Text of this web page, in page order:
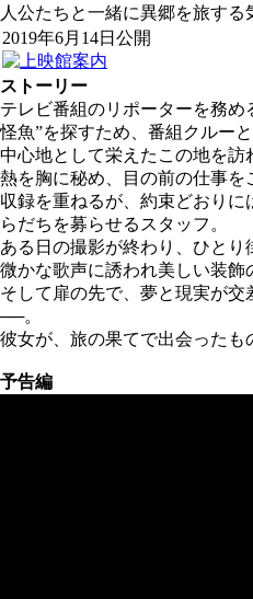
人公たちと一緒に異郷を旅する
2019年6月14日公開
ストーリー
テレビ番組のリポーターを務
怪魚”を探すため、番組クルー
中心地として栄えたこの地を
熱を胸に秘め、目の前の仕事を
収録を重ねるが、約束どおり
らだちを募らせるスタッフ。
ある日の撮影が終わり、ひと
微かな歌声に誘われ美しい装飾
そして扉の先で、夢と現実が交
──。
彼女が、旅の果てで出会った
予告編